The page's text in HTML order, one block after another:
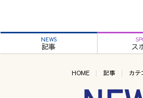
NEWS
記事 ス
HOME 記事 カテ